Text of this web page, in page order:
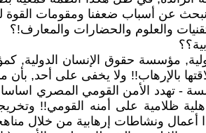
نبحث عن أسباب ضعفنا ومقومات القوة
والعلوم والحضارات والمعارف!؟
مؤسسة حقوق الإنسان
بالإرهاب!! ولا يخفى على أحد, بأن
- تهدد الأمن القومي المصري
ظلامية على أمنه القومي!!
ونشاطات إرهابية من خلال